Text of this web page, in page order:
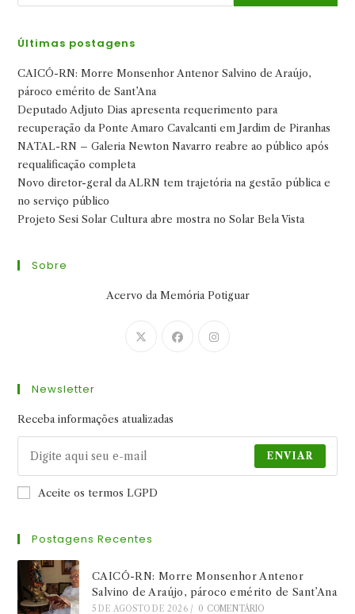
Últimas postagens
CAICÓ-RN: Morre Monsenhor Antenor Salvino de Araújo,
pároco emérito de Sant’Ana
Deputado Adjuto Dias apresenta requerimento para
recuperação da Ponte Amaro Cavalcanti em Jardim de Piranhas
NATAL-RN – Galeria Newton Navarro reabre ao público após
requalificação completa
Novo diretor-geral da ALRN tem trajetória na gestão pública e
no serviço público
Projeto Sesi Solar Cultura abre mostra no Solar Bela Vista
Sobre
Acervo da Memória Potiguar
Abre
Abre
Newsletter
Receba informações atualizadas
ENVIAR
Aceite os termos LGPD
Postagens Recentes
CAICÓ-RN: Morre Monsenhor Antenor
Salvino de Araújo, pároco emérito de Sant’Ana
5 DE AGOSTO DE 2026 / 0 COMENTÁRIO